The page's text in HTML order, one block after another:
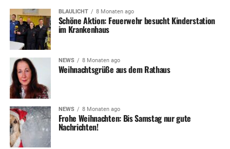
BLAULICHT 8 Monaten ago
Schöne Aktion: Feuerwehr besucht Kinderstation
im Krankenhaus
NEWS 8 Monaten ago
Weihnachtsgrüße aus dem Rathaus
NEWS 8 Monaten ago
Frohe Weihnachten: Bis Samstag nur gute
Nachrichten!